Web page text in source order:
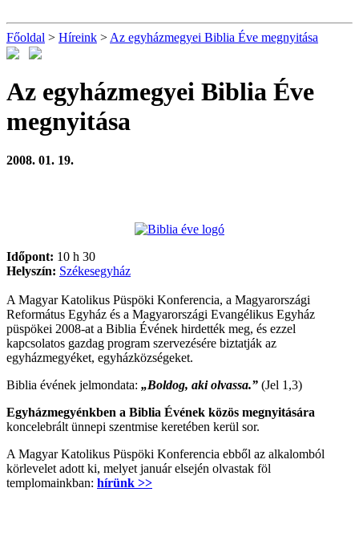
Főoldal > Híreink > Az egyházmegyei Biblia Éve megnyitása
Az egyházmegyei Biblia Éve
megnyitása
2008. 01. 19.
Időpont: 10 h 30
Helyszín: Székesegyház
A Magyar Katolikus Püspöki Konferencia, a Magyarországi
Református Egyház és a Magyarországi Evangélikus Egyház
püspökei 2008-at a Biblia Évének hirdették meg, és ezzel
kapcsolatos gazdag program szervezésére biztatják az
egyházmegyéket, egyházközségeket.
Biblia évének jelmondata: „Boldog, aki olvassa.” (Jel 1,3)
Egyházmegyénkben a Biblia Évének közös megnyitására
koncelebrált ünnepi szentmise keretében kerül sor.
A Magyar Katolikus Püspöki Konferencia ebből az alkalomból
körlevelet adott ki, melyet január elsején olvastak föl
templomainkban: hírünk >>